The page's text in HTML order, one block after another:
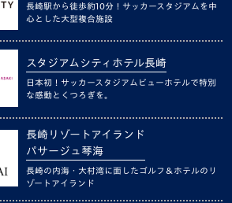
長崎駅から徒歩約10分！サッカースタジアムを中
心とした大型複合施設
スタジアムシティホテル長崎
日本初！サッカースタジアムビューホテルで特別
な感動とくつろぎを。
長崎リゾートアイランド
パサージュ琴海
長崎の内海・大村湾に面したゴルフ＆ホテルのリ
ゾートアイランド